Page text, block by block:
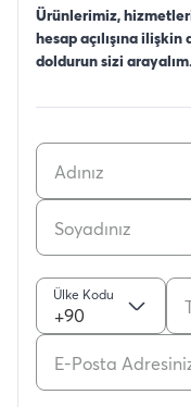
Ürünlerimiz,
hesap açılışına
doldurun sizi arayalım.
Ülke Kodu
+90